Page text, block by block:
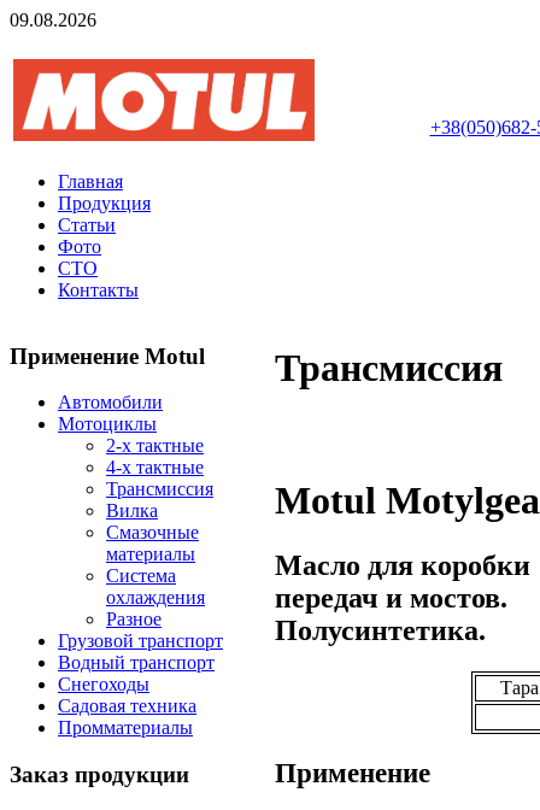
09.08.2026
+38(050)682-
Главная
Продукция
Статьи
Фото
СТО
Контакты
Применение Motul
Автомобили
Мотоциклы
2-х тактные
4-х тактные
Трансмиссия
Вилка
Смазочные
материалы
Система
охлаждения
Разное
Грузовой транспорт
Водный транспорт
Снегоходы
Садовая техника
Промматериалы
Заказ продукции
Трансмиссия
Motul
Масло для коробки
передач и мостов.
Полусинтетика.
Применение